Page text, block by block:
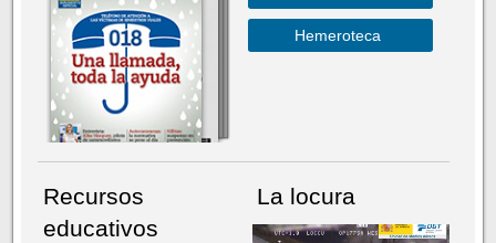
Hemeroteca
Recursos
educativos
La locura